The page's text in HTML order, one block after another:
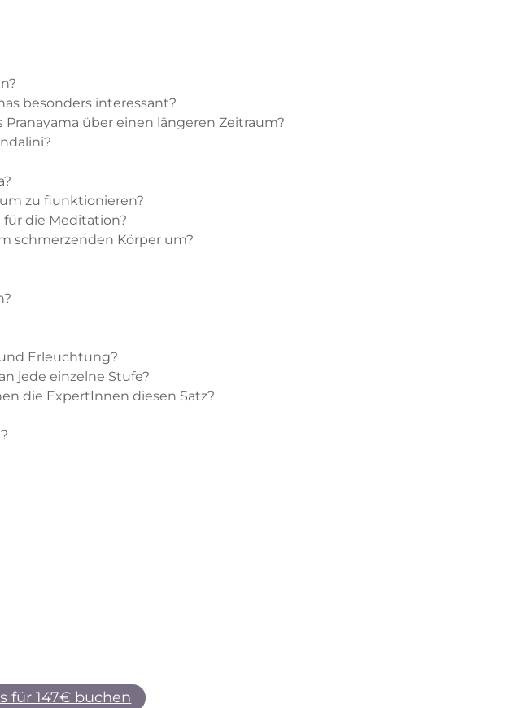
besonders interessant?
über einen längeren Zeitraum?
zu fiunktionieren?
für die Meditation?
schmerzenden Körper um?
Erleuchtung?
jede einzelne Stufe?
die ExpertInnen diesen Satz?
für 147€ buchen